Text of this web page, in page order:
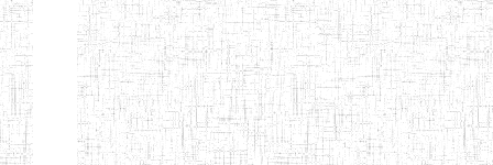
Etablissements
d'enseignement
normal